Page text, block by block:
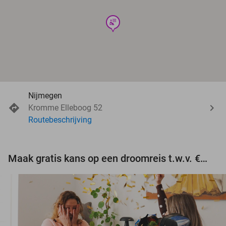
wellness
Nijmegen
Kromme Elleboog 52
Routebeschrijving
Maak gratis kans op een droomreis t.w.v. €3.000!